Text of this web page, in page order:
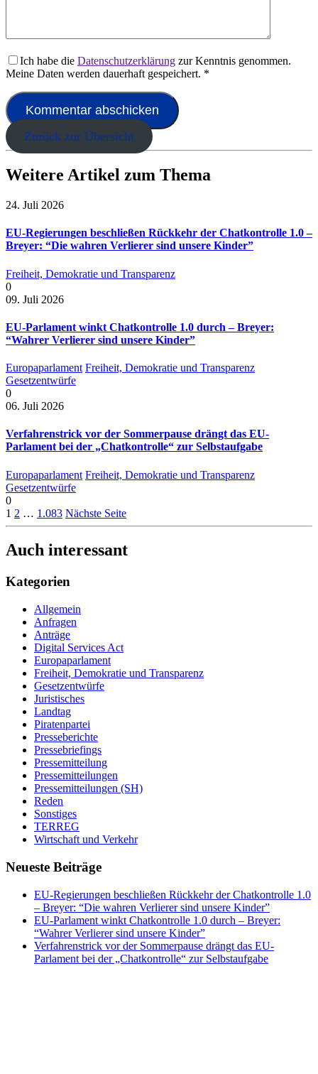
Ich habe die Datenschutzerklärung zur Kenntnis genommen.
Meine Daten werden dauerhaft gespeichert. *
Zurück zur Übersicht
Weitere Artikel zum Thema
24. Juli 2026
EU-Regierungen beschließen Rückkehr der Chatkontrolle 1.0 –
Breyer: “Die wahren Verlierer sind unsere Kinder”
Freiheit, Demokratie und Transparenz
0
09. Juli 2026
EU-Parlament winkt Chatkontrolle 1.0 durch – Breyer:
“Wahrer Verlierer sind unsere Kinder”
Europaparlament Freiheit, Demokratie und Transparenz
Gesetzentwürfe
0
06. Juli 2026
Verfahrenstrick vor der Sommerpause drängt das EU-
Parlament bei der „Chatkontrolle“ zur Selbstaufgabe
Europaparlament Freiheit, Demokratie und Transparenz
Gesetzentwürfe
0
1 2 … 1.083 Nächste Seite
Auch interessant
Kategorien
Allgemein
Anfragen
Anträge
Digital Services Act
Europaparlament
Freiheit, Demokratie und Transparenz
Gesetzentwürfe
Juristisches
Landtag
Piratenpartei
Presseberichte
Pressebriefings
Pressemitteilung
Pressemitteilungen
Pressemitteilungen (SH)
Reden
Sonstiges
TERREG
Wirtschaft und Verkehr
Neueste Beiträge
EU-Regierungen beschließen Rückkehr der Chatkontrolle 1.0
– Breyer: “Die wahren Verlierer sind unsere Kinder”
EU-Parlament winkt Chatkontrolle 1.0 durch – Breyer:
“Wahrer Verlierer sind unsere Kinder”
Verfahrenstrick vor der Sommerpause drängt das EU-
Parlament bei der „Chatkontrolle“ zur Selbstaufgabe